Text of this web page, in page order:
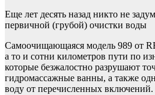
Еще лет десять назад никто не
первичной (грубой) очистки воды
Самоочищающаяся модель 989 от
а то и сотни километров пути по
которые безжалостно разрушают
гидромассажные ванны, а также
воду от перечисленных